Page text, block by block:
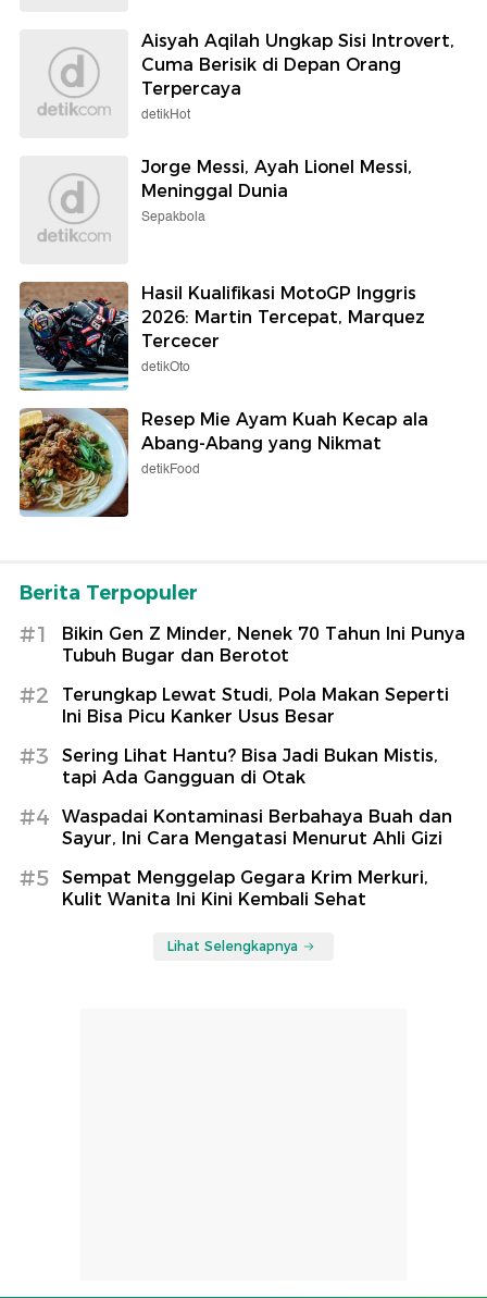
Aisyah Aqilah Ungkap Sisi Introvert,
Cuma Berisik di Depan Orang
Terpercaya
detikHot
Jorge Messi, Ayah Lionel Messi,
Meninggal Dunia
Sepakbola
Hasil Kualifikasi MotoGP Inggris
2026: Martin Tercepat, Marquez
Tercecer
detikOto
Resep Mie Ayam Kuah Kecap ala
Abang-Abang yang Nikmat
detikFood
Berita Terpopuler
#1
Bikin Gen Z Minder, Nenek 70 Tahun Ini Punya
Tubuh Bugar dan Berotot
#2
Terungkap Lewat Studi, Pola Makan Seperti
Ini Bisa Picu Kanker Usus Besar
#3
Sering Lihat Hantu? Bisa Jadi Bukan Mistis,
tapi Ada Gangguan di Otak
#4
Waspadai Kontaminasi Berbahaya Buah dan
Sayur, Ini Cara Mengatasi Menurut Ahli Gizi
#5
Sempat Menggelap Gegara Krim Merkuri,
Kulit Wanita Ini Kini Kembali Sehat
Lihat Selengkapnya